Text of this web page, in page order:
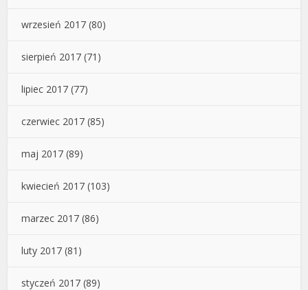
wrzesień 2017 (80)
sierpień 2017 (71)
lipiec 2017 (77)
czerwiec 2017 (85)
maj 2017 (89)
kwiecień 2017 (103)
marzec 2017 (86)
luty 2017 (81)
styczeń 2017 (89)